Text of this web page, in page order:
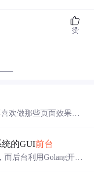
赞
欢做那些页面效果，
连PS不不会使用，现
统的GUI前台
，而后台利用Golang开